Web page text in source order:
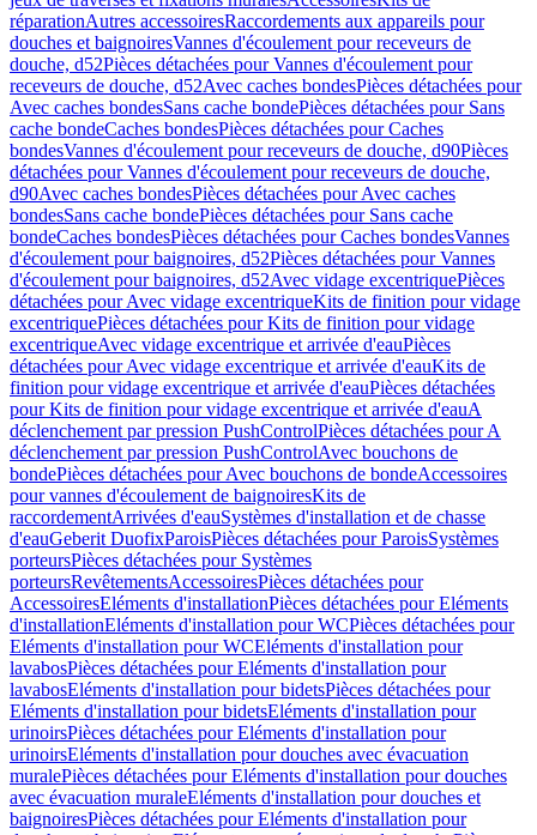
réparationAutres accessoiresRaccordements aux appareils pour
douches et baignoiresVannes d'écoulement pour receveurs de
douche, d52Pièces détachées pour Vannes d'écoulement pour
receveurs de douche, d52Avec caches bondesPièces détachées pour
Avec caches bondesSans cache bondePièces détachées pour Sans
cache bondeCaches bondesPièces détachées pour Caches
bondesVannes d'écoulement pour receveurs de douche, d90Pièces
détachées pour Vannes d'écoulement pour receveurs de douche,
d90Avec caches bondesPièces détachées pour Avec caches
bondesSans cache bondePièces détachées pour Sans cache
bondeCaches bondesPièces détachées pour Caches bondesVannes
d'écoulement pour baignoires, d52Pièces détachées pour Vannes
d'écoulement pour baignoires, d52Avec vidage excentriquePièces
détachées pour Avec vidage excentriqueKits de finition pour vidage
excentriquePièces détachées pour Kits de finition pour vidage
excentriqueAvec vidage excentrique et arrivée d'eauPièces
détachées pour Avec vidage excentrique et arrivée d'eauKits de
finition pour vidage excentrique et arrivée d'eauPièces détachées
pour Kits de finition pour vidage excentrique et arrivée d'eauA
déclenchement par pression PushControlPièces détachées pour A
déclenchement par pression PushControlAvec bouchons de
bondePièces détachées pour Avec bouchons de bondeAccessoires
pour vannes d'écoulement de baignoiresKits de
raccordementArrivées d'eauSystèmes d'installation et de chasse
d'eauGeberit DuofixParoisPièces détachées pour ParoisSystèmes
porteursPièces détachées pour Systèmes
porteursRevêtementsAccessoiresPièces détachées pour
AccessoiresEléments d'installationPièces détachées pour Eléments
d'installationEléments d'installation pour WCPièces détachées pour
Eléments d'installation pour WCEléments d'installation pour
lavabosPièces détachées pour Eléments d'installation pour
lavabosEléments d'installation pour bidetsPièces détachées pour
Eléments d'installation pour bidetsEléments d'installation pour
urinoirsPièces détachées pour Eléments d'installation pour
urinoirsEléments d'installation pour douches avec évacuation
muralePièces détachées pour Eléments d'installation pour douches
avec évacuation muraleEléments d'installation pour douches et
baignoiresPièces détachées pour Eléments d'installation pour